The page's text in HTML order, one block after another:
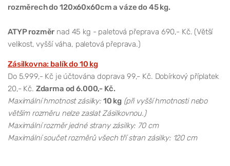
rozměrech do 120x60x60cm a váze do 45 kg.
ATYP rozměr nad 45 kg - paletová přeprava 690,- Kč. (Větší
velikost, vyšší váha, paletová přeprava.)
Zásilkovna: balík do 10 kg
Do 5.999,- Kč je účtována doprava 99,- Kč. Dobírkový příplatek
20,- Kč. Zdarma od 6.000,- Kč.
Maximální hmotnost zásilky: 10 kg (při vyšší hmotnosti nebo
větším rozměru nelze zaslat Zásilkovnou.)
Maximální rozměr jedné strany zásilky: 70 cm
Maximální součet rozměrů všech tří stran zásilky: 120 cm